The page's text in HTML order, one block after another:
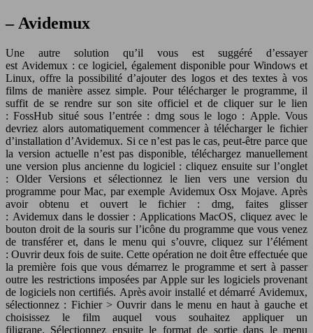
– Avidemux
Une autre solution qu’il vous est suggéré d’essayer
est Avidemux : ce logiciel, également disponible pour Windows et
Linux, offre la possibilité d’ajouter des logos et des textes à vos
films de manière assez simple. Pour télécharger le programme, il
suffit de se rendre sur son site officiel et de cliquer sur le lien
: FossHub situé sous l’entrée : dmg sous le logo : Apple. Vous
devriez alors automatiquement commencer à télécharger le fichier
d’installation d’Avidemux. Si ce n’est pas le cas, peut-être parce que
la version actuelle n’est pas disponible, téléchargez manuellement
une version plus ancienne du logiciel : cliquez ensuite sur l’onglet
: Older Versions et sélectionnez le lien vers une version du
programme pour Mac, par exemple Avidemux Osx Mojave. Après
avoir obtenu et ouvert le fichier : dmg, faites glisser
: Avidemux dans le dossier : Applications MacOS, cliquez avec le
bouton droit de la souris sur l’icône du programme que vous venez
de transférer et, dans le menu qui s’ouvre, cliquez sur l’élément
: Ouvrir deux fois de suite. Cette opération ne doit être effectuée que
la première fois que vous démarrez le programme et sert à passer
outre les restrictions imposées par Apple sur les logiciels provenant
de logiciels non certifiés. Après avoir installé et démarré Avidemux,
sélectionnez : Fichier > Ouvrir dans le menu en haut à gauche et
choisissez le film auquel vous souhaitez appliquer un
filigrane. Sélectionnez ensuite le format de sortie dans le menu